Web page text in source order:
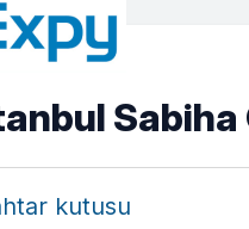
Sabiha
kutusu